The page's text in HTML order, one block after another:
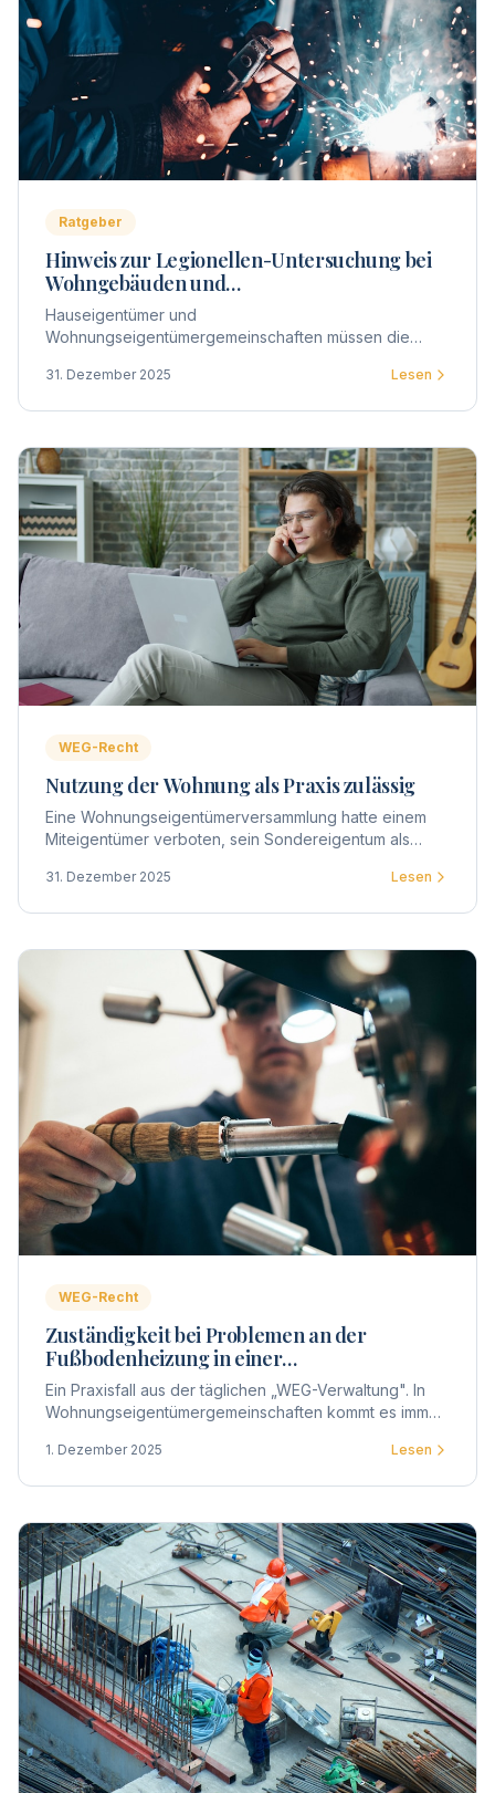
Ratgeber
Hinweis zur Legionellen-Untersuchung bei
Wohngebäuden und
Wohnungseigentümergemeinschaften
Hauseigentümer und
Wohnungseigentümergemeinschaften müssen die
untersuchen lassen. Hier erfahren Sie alles Wichtige
31. Dezember 2025 Lesen
WEG-Recht
Nutzung der Wohnung als Praxis zulässig
Eine Wohnungseigentümerversammlung hatte einem
Miteigentümer verboten, sein Sondereigentum als
entschied anders.
31. Dezember 2025 Lesen
WEG-Recht
Zuständigkeit bei Problemen an der
Fußbodenheizung in einer
Wohnungseigentümergemeinschaft
Ein Praxisfall aus der täglichen „WEG-Verwaltung". In
Wohnungseigentümergemeinschaften kommt es immer
innerhalb einer Wohnung auftreten.
1. Dezember 2025 Lesen